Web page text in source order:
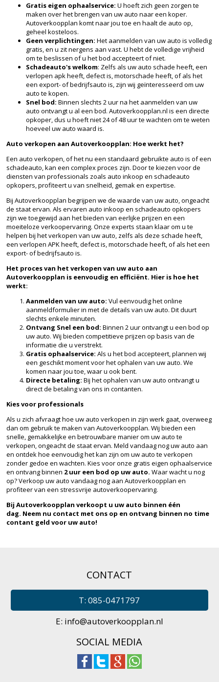
Gratis eigen ophaalservice:U hoeft zich geen zorgen te
maken over het brengen van uw auto naar een koper.
Autoverkoopplan komt naar jou toe en haalt de auto op,
geheel kosteloos.
Geen verplichtingen: Het aanmelden van uw auto is volledig
gratis, en u zit nergens aan vast. U hebt de volledige vrijheid
om te beslissen of u het bod accepteert of niet.
Schadeauto's welkom: Zelfs als uw auto schade heeft, een
verlopen apk heeft, defect is, motorschade heeft, of als het
een export- of bedrijfsauto is, zijn wij geïnteresseerd om uw
auto te kopen.
Snel bod: Binnen slechts 2 uur na het aanmelden van uw
auto ontvangt u al een bod. Autoverkoopplan.nl is een directe
opkoper, dus u hoeft niet 24 of 48 uur te wachten om te weten
hoeveel uw auto waard is.
Auto verkopen aan Autoverkoopplan: Hoe werkt het?
Een auto verkopen, of het nu een standaard gebruikte auto is of een
schadeauto, kan een complex proces zijn. Door te kiezen voor de
diensten van professionals zoals auto inkoop en schadeauto
opkopers, profiteert u van snelheid, gemak en expertise.
Bij Autoverkoopplan begrijpen we de waarde van uw auto, ongeacht
de staat ervan. Als ervaren auto inkoop en schadeauto opkopers
zijn we toegewijd aan het bieden van eerlijke prijzen en een
moeiteloze verkoopervaring. Onze experts staan klaar om u te
helpen bij het verkopen van uw auto, zelfs als deze schade heeft,
een verlopen APK heeft, defect is, motorschade heeft, of als het een
export- of bedrijfsauto is.
Het proces van het verkopen van uw auto aan
Autoverkoopplan is eenvoudig en efficiënt. Hier is hoe het
werkt:
Aanmelden van uw auto: Vul eenvoudig het online
aanmeldformulier in met de details van uw auto. Dit duurt
slechts enkele minuten.
Ontvang Snel een bod: Binnen 2 uur ontvangt u een bod op
uw auto. Wij bieden competitieve prijzen op basis van de
informatie die u verstrekt.
Gratis ophaalservice:Als u het bod accepteert, plannen wij
een geschikt moment voor het ophalen van uw auto. We
komen naar jou toe, waar u ook bent.
Directe betaling: Bij het ophalen van uw auto ontvangt u
direct de betaling van ons in contanten.
Kies voor professionals
Als u zich afvraagt hoe uw auto verkopen in zijn werk gaat, overweeg
dan om gebruik te maken van Autoverkoopplan. Wij bieden een
snelle, gemakkelijke en betrouwbare manier om uw auto te
verkopen, ongeacht de staat ervan. Meld vandaag nog uw auto aan
en ontdek hoe eenvoudig het kan zijn om uw auto te verkopen
zonder gedoe en wachten. Kies voor onze gratis eigen ophaalservice
en ontvang binnen 2 uur een bod op uw auto. Waar wacht u nog
op? Verkoop uw auto vandaag nog aan Autoverkoopplan en
profiteer van een stressvrije autoverkoopervaring.
Bij Autoverkoopplan verkoopt u uw auto binnen één
dag. Neem nu contact met ons op en ontvang binnen no time
contant geld voor uw auto!
CONTACT
T: 085-0471797
E: info@autoverkoopplan.nl
SOCIAL MEDIA